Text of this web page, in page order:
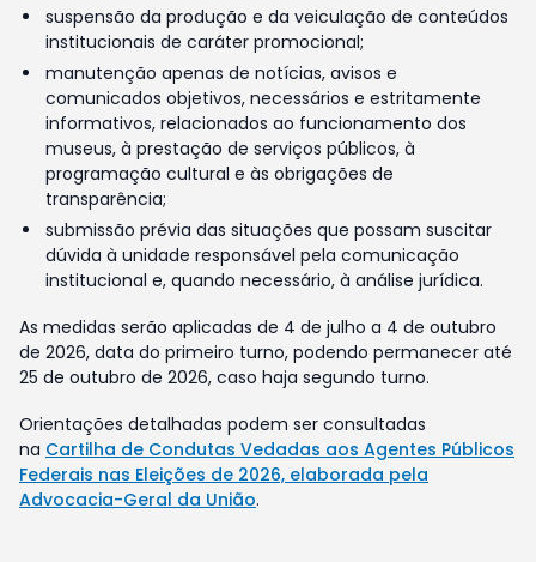
suspensão da produção e da veiculação de conteúdos
institucionais de caráter promocional;
manutenção apenas de notícias, avisos e
comunicados objetivos, necessários e estritamente
informativos, relacionados ao funcionamento dos
museus, à prestação de serviços públicos, à
programação cultural e às obrigações de
transparência;
submissão prévia das situações que possam suscitar
dúvida à unidade responsável pela comunicação
institucional e, quando necessário, à análise jurídica.
As medidas serão aplicadas de 4 de julho a 4 de outubro
de 2026, data do primeiro turno, podendo permanecer até
25 de outubro de 2026, caso haja segundo turno.
Orientações detalhadas podem ser consultadas
na Cartilha de Condutas Vedadas aos Agentes Públicos
Federais nas Eleições de 2026, elaborada pela
Advocacia-Geral da União.